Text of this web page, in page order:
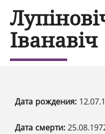
Іванавіч
Дата рождения:
Дата смерти: